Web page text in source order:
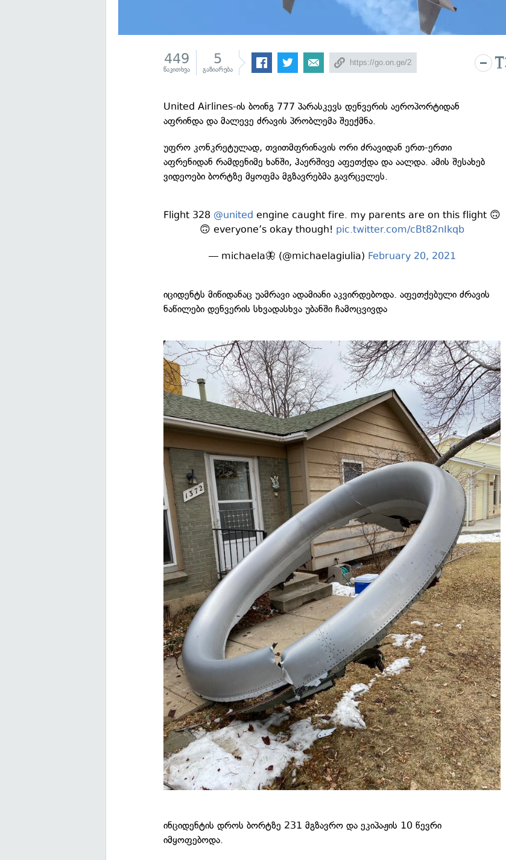
449
წაკითხვა
5
გაზიარება
United Airlines-ის ბოინგ 777 პარასკევს დენვერის აეროპორტიდან
აფრინდა და მალევე ძრავის პრობლემა შეექმნა.
უფრო კონკრეტულად, თვითმფრინავის ორი ძრავიდან ერთ-ერთი
აფრენიდან რამდენიმე ხანში, ჰაერშივე აფეთქდა და აალდა. ამის შესახებ
ვიდეოები ბორტზე მყოფმა მგზავრებმა გავრცელეს.
Flight 328 @united engine caught fire. my parents are on this flight 🙃
🙃 everyone’s okay though! pic.twitter.com/cBt82nIkqb
— michaela🦋 (@michaelagiulia) February 20, 2021
იციდენტს მიწიდანაც უამრავი ადამიანი აკვირდებოდა. აფეთქებული ძრავის
ნაწილები დენვერის სხვადასხვა უბანში ჩამოცვივდა
ინციდენტის დროს ბორტზე 231 მგზავრო და ეკიპაჟის 10 წევრი
იმყოფებოდა.